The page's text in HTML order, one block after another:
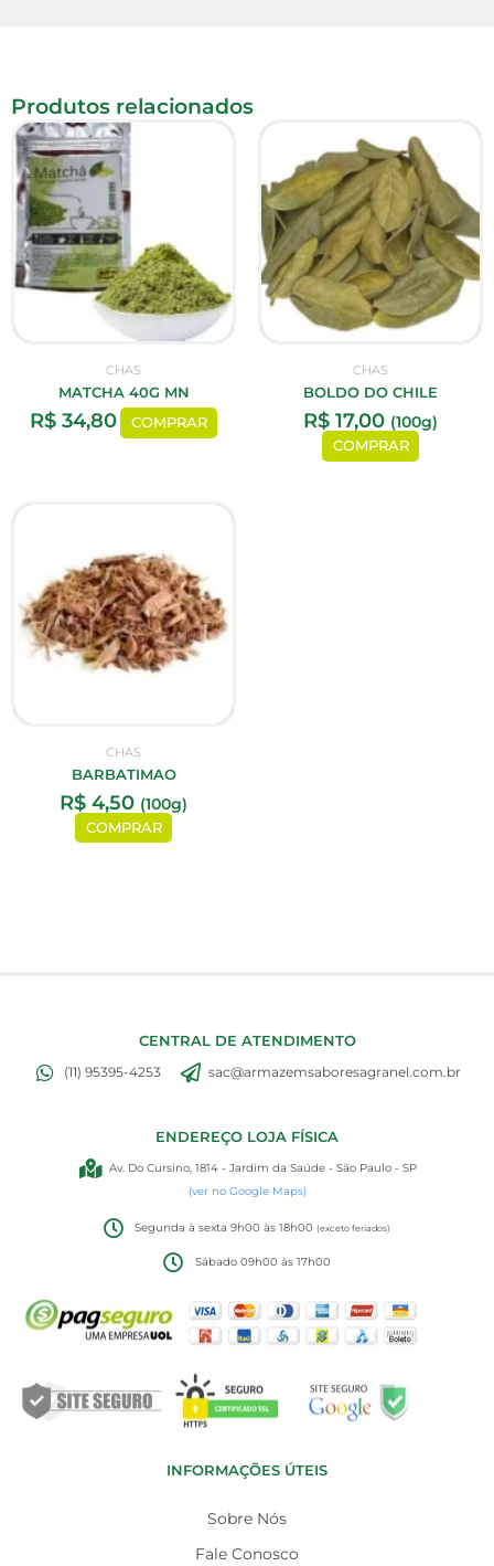
Produtos relacionados
CHAS
MATCHA 40G MN
R$34,80 COMPRAR
CHAS
BOLDO DO CHILE
R$ 17,00 (100g)
COMPRAR
CHAS
BARBATIMAO
R$ 4,50 (100g)
COMPRAR
CENTRAL DE ATENDIMENTO
(11) 95395-4253 sac@armazemsaboresagranel.com.br
ENDEREÇO LOJA FÍSICA
Av. Do Cursino, 1814 - Jardim da Saúde - São Paulo - SP
(ver no Google Maps)
Segunda à sexta 9h00 às 18h00(exceto feriados)
Sábado 09h00 às 17h00
INFORMAÇÕES ÚTEIS
Sobre Nós
Fale Conosco